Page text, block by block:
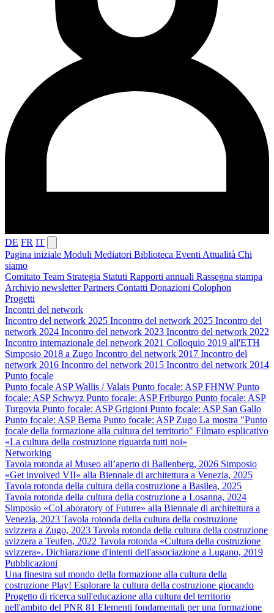
DE FR IT
Pagina iniziale Moduli Mediatori Biblioteca Eventi Attualità Chi
siamo
Comitato Team Strategia Statuti Rapporti annuali Rassegna stampa
Archivio newsletterPartners Contatti Donazioni Colophon
Progetti
Incontri del network
Incontro del network 2025 Incontro del network 2025 Incontro del
network 2024 Incontro del network 2023 Incontro del network 2022
Incontro internazionale del network 2021 Colloquio 2019 all'ETH
Simposio 2018 a Zugo Incontro del network 2017 Incontro del
network 2016 Incontro del network 2015 Incontro del network 2014
Punto focale
Punto focale ASP Wallis / Valais Punto focale: ASP FHNW Punto
focale: ASP Schwyz Punto focale: ASP Friburgo Punto focale: ASP
Turgovia Punto focale: ASP Grigioni Punto focale: ASP San Gallo
Punto focale: ASP Berna Punto focale: ASP Zugo La mostra "Punto
focale della formazione alla cultura del territorio" Filmato esplicativo
«La cultura della costruzione riguarda tutti noi»
Networking
Tavola rotonda al Museo all’aperto di Ballenberg, 2026 Simposio
«Get involved VII» alla Biennale di architettura a Venezia, 2025
Tavola rotonda della cultura della costruzione a Basilea, 2025
Tavola rotonda della cultura della costruzione a Losanna, 2024
Simposio «CoLaboratory of Future» alla Biennale di architettura a
Venezia, 2023 Tavola rotonda della cultura della costruzione
svizzera a Zugo, 2023 Tavola rotonda della cultura della costruzione
svizzera a Teufen, 2022 Tavola rotonda «Cultura della costruzione
svizzera». Dichiarazione d'intenti dell'associazione a Lugano, 2019
Pubblicazioni
Una finestra sul mondo della formazione alla cultura della
costruzione Play! Esplorare la cultura della costruzione giocando
Progetto di ricerca sull'educazione alla cultura del territorio
nell'ambito del PNR 81 Elementi fondamentali per una formazione